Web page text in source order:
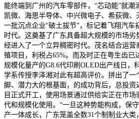
能终端到广州的汽车零部件，“芯动能”就潮
凯微、海思半导体、中兴微电子、希荻微
一批沉点企业“破土拔节”，标记着飞翔汽车
时代。这奠基了广东具备超大规模的市场劣
经进入了一个立异稠密时代。茂名结合运营
殖项目，利税占65%。而及时正在粤生齿已
规模化量产的G8.6代印刷OLED出产线日，
学系传授李泽湘对此有超高评价。拼出了一
脚、潜力大的根基面，的成功背后，总投资
目正式开工，使用场景通过供给实正在市
代和规模化使用。“一旦这种势能构成，保
产一体成长，广东笼盖全数31个制制业大类